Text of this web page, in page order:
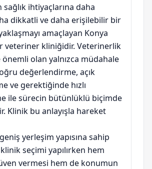
sağlık ihtiyaçlarına daha
dikkatli ve daha erişilebilir bir
amaçlayan Konya
veteriner kliniğidir. Veterinerlik
olan yalnızca müdahale
değerlendirme, açık
ve gerektiğinde hızlı
ile sürecin bütünlüklü biçimde
Klinik bu anlayışla hareket
yerleşim yapısına sahip
seçimi yapılırken hem
vermesi hem de konumun